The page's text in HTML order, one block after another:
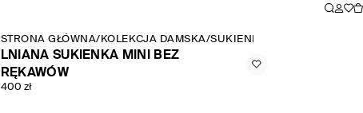
STRONA GŁÓWNA/ KOLEKCJA DAMSKA/SUKIENKI
LNIANA SUKIENKA MINI BEZ
RĘKAWÓW
400 zł